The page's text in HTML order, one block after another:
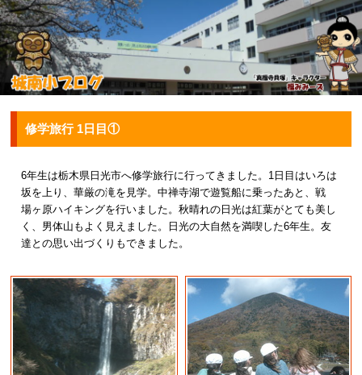
修学旅行 1日目①
6年生は栃木県日光市へ修学旅行に行ってきました。1日目はいろは
坂を上り、華厳の滝を見学。中禅寺湖で遊覧船に乗ったあと、戦
場ヶ原ハイキングを行いました。秋晴れの日光は紅葉がとても美し
く、男体山もよく見えました。日光の大自然を満喫した6年生。友
達との思い出づくりもできました。